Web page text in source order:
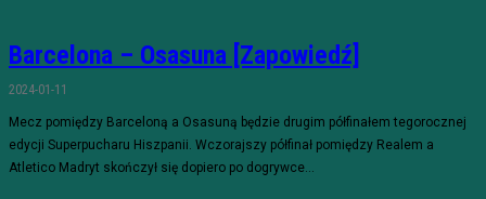
Barcelona – Osasuna [Zapowiedź]
2024-01-11
Mecz pomiędzy Barceloną a Osasuną będzie drugim półfinałem tegorocznej
edycji Superpucharu Hiszpanii. Wczorajszy półfinał pomiędzy Realem a
Atletico Madryt skończył się dopiero po dogrywce...